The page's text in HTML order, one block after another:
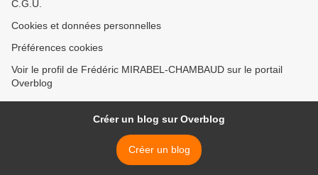
C.G.U.
Cookies et données personnelles
Préférences cookies
Voir le profil de Frédéric MIRABEL-CHAMBAUD sur le portail
Overblog
Créer un blog sur Overblog
Créer un blog